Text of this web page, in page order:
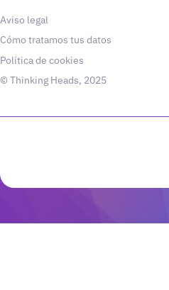
Aviso legal
Cómo tratamos tus datos
Política de cookies
© Thinking Heads, 2025